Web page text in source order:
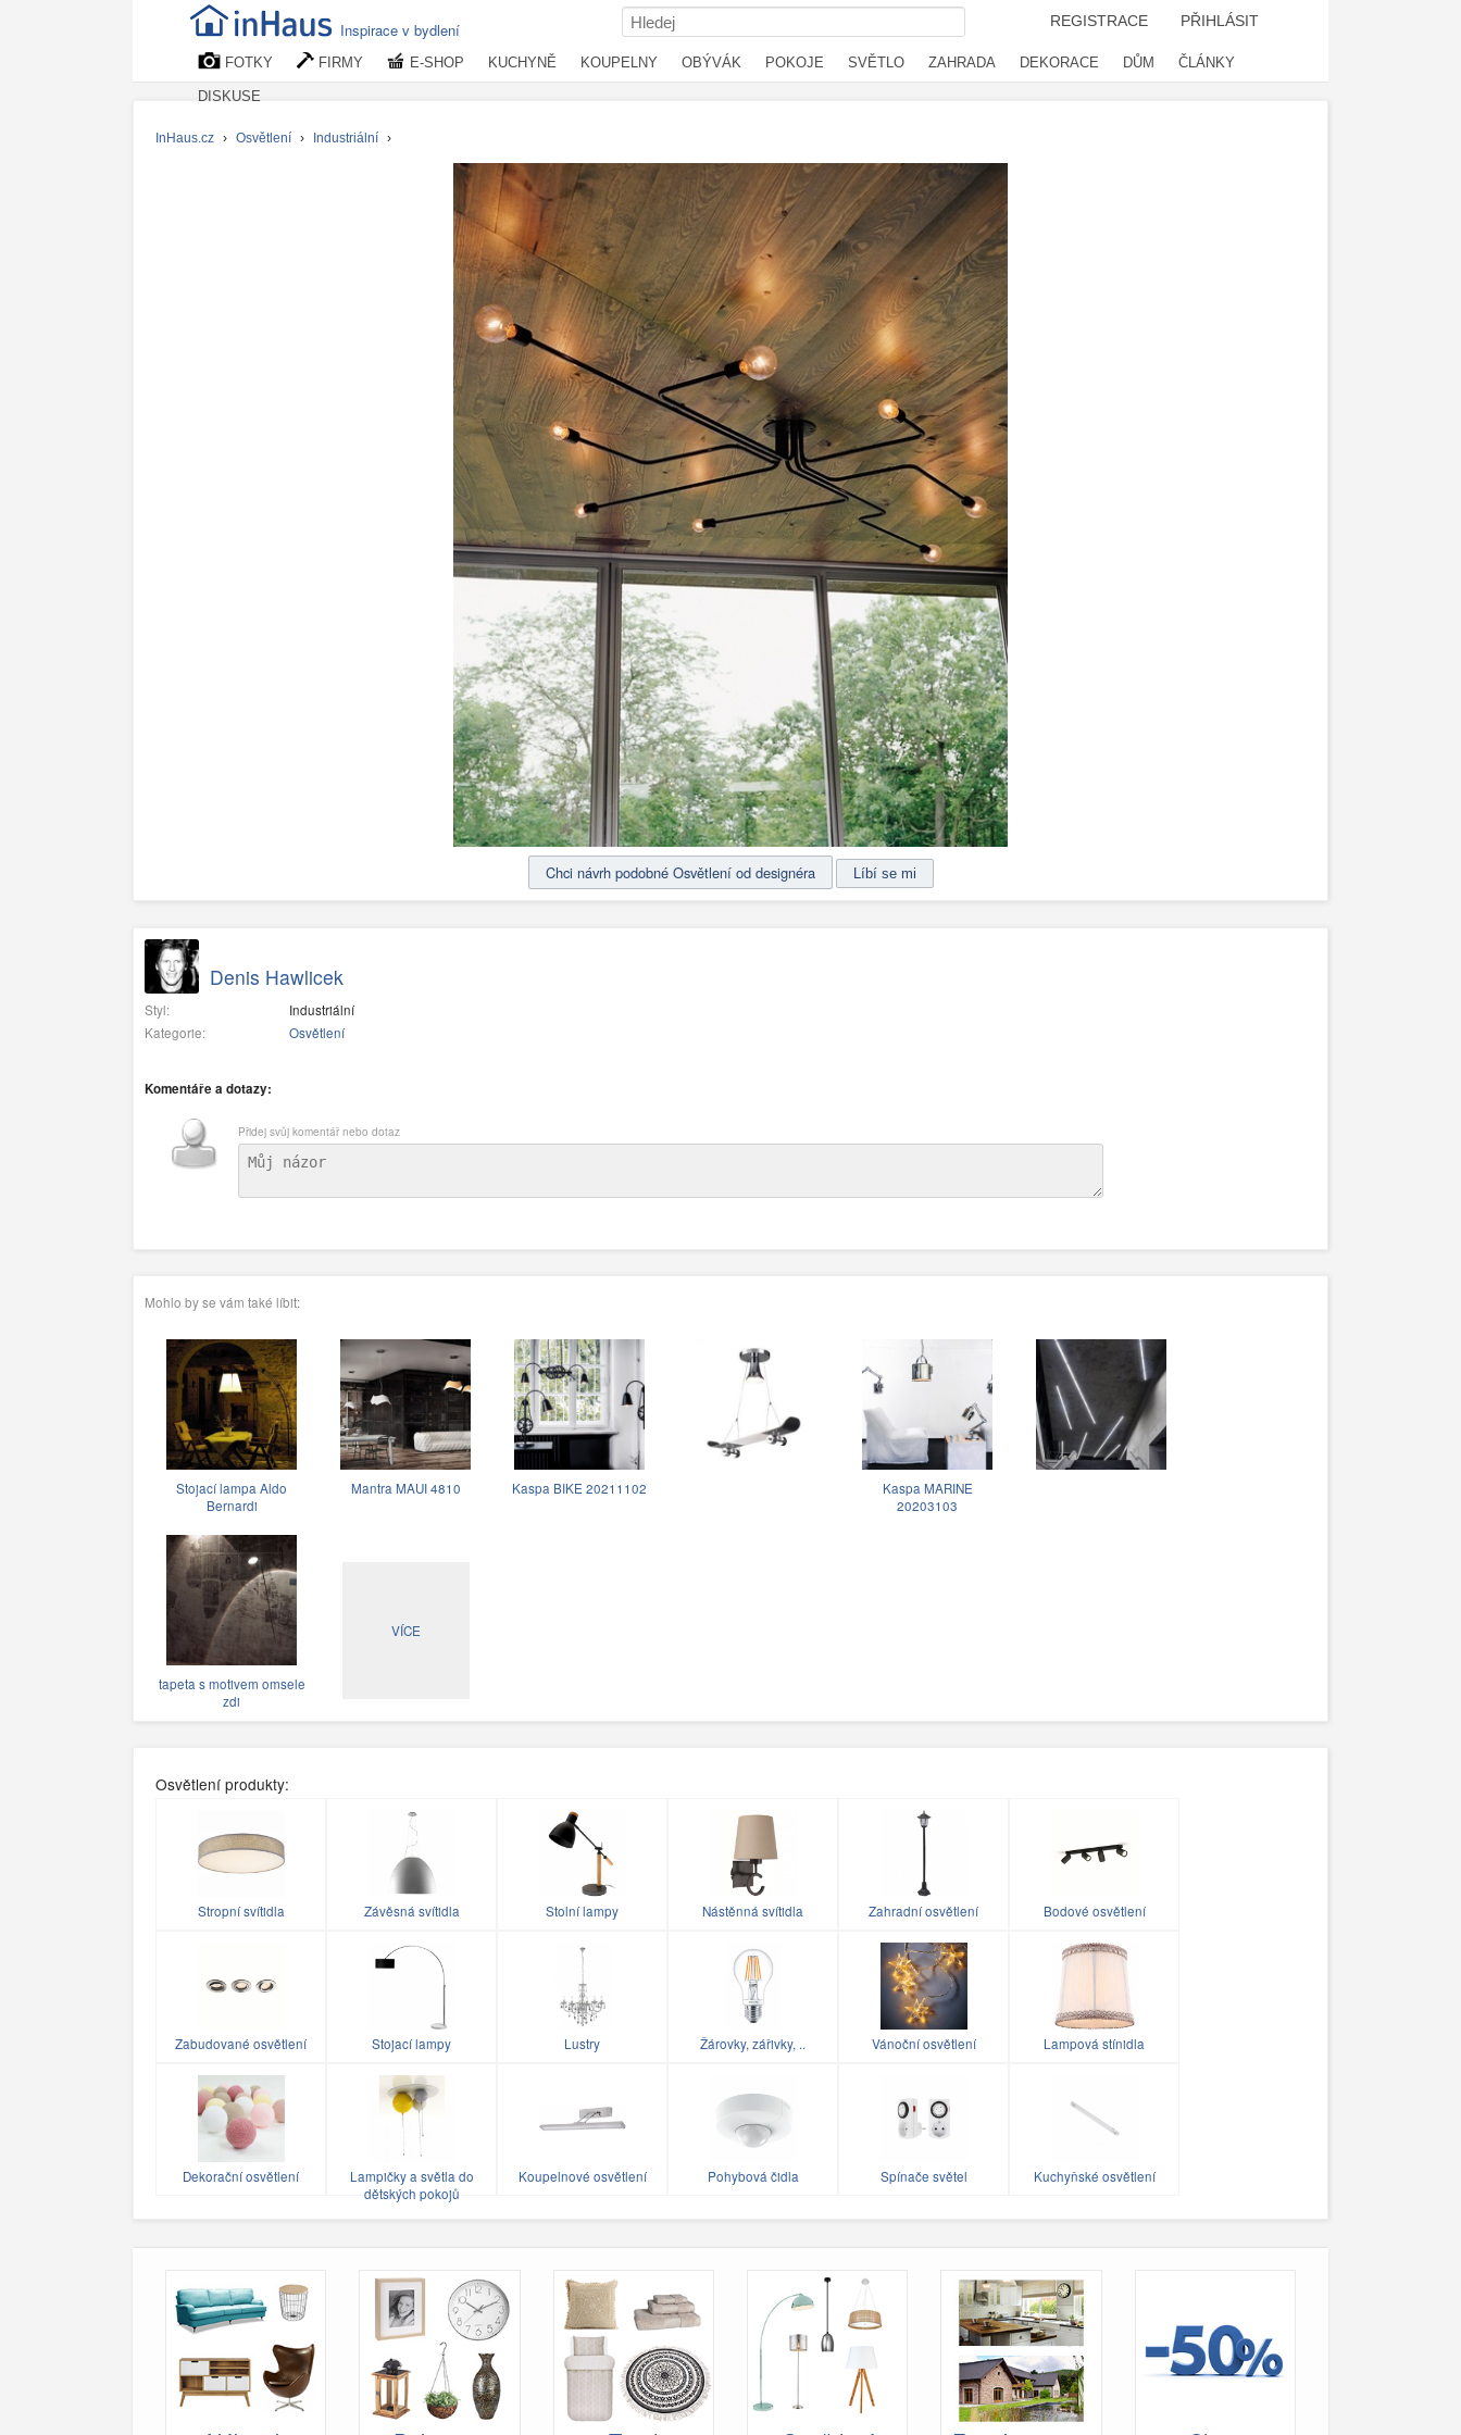
Inspirace v bydlení REGISTRACE PŘIHLÁSIT
FOTKY FIRMY E-SHOP KUCHYNĚ KOUPELNY OBÝVÁK POKOJE SVĚTLO ZAHRADA DEKORACE DŮM ČLÁNKY
DISKUSE
InHaus.cz › Osvětlení › Industriální ›
Chci návrh podobné Osvětlení od designéra
Denis Hawlicek
Styl:
Industriální
Kategorie:
Osvětlení
Komentáře a dotazy:
Přidej svůj komentář nebo dotaz
Mohlo by se vám také líbit:
Stojací lampa Aldo
Bernardi
Mantra MAUI 4810 Kaspa BIKE 20211102
Kaspa MARINE
20203103
tapeta s motivem omsele
zdi
VÍCE
Osvětlení produkty:
Stropní svítidla Závěsná svítidla Stolní lampy Nástěnná svítidla Zahradní osvětlení Bodové osvětlení
Zabudované osvětlení Stojací lampy Lustry Žárovky, zářivky, .. Vánoční osvětlení Lampová stínidla
Dekorační osvětlení
Lampičky a světla do
dětských pokojů
Koupelnové osvětlení Pohybová čidla Spínače světel Kuchyňské osvětlení